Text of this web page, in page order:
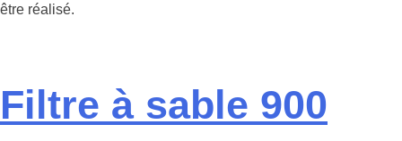
être réalisé.
Filtre à sable 900